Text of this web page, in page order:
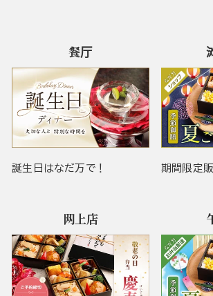
餐厅
誕生日はなだ万で！ 期間限定
网上店